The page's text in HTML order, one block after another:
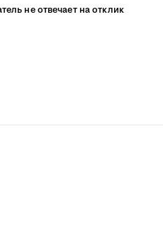
не отвечает на отклик